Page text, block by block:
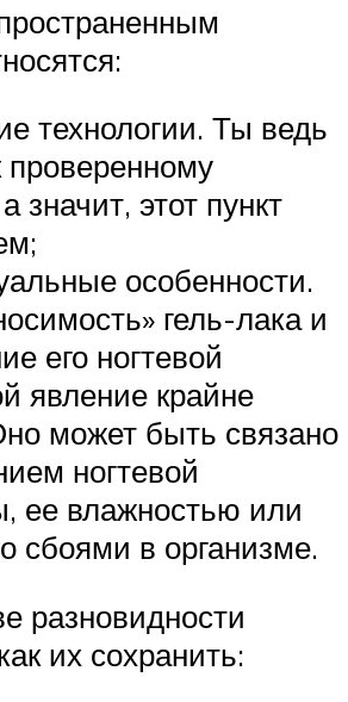
технологии. Ты ведь
значит, этот пункт
особенности.
гель-лака и
его ногтевой
явление крайне
может быть связано
ногтевой
ее влажностью или
сбоями в организме.
разновидности
их сохранить: